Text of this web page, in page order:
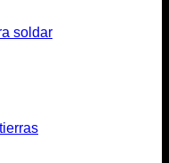
soldar